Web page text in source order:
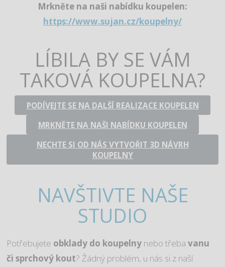
Mrkněte na naši nabídku koupelen:
https://www.sujan.cz/koupelny/
LÍBILA BY SE VÁM
TAKOVÁ KOUPELNA?
PODÍVEJTE SE NA DALŠÍ REALIZACE KOUPELEN
MRKNĚTE NA NAŠI NABÍDKU KOUPELEN
NECHTE SI OD NÁS VYTVOŘIT 3D NÁVRH
KOUPELNY
NAVŠTIVTE NAŠE
STUDIO
Potřebujete obklady do koupelny nebo třebavanu
či sprchový kout? Žádný problém, u nás si z naší